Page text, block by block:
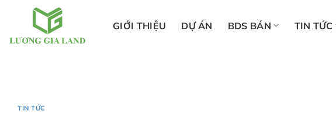
nội
GIỚI THIỆU DỰ ÁN BDS BÁN TIN TỨC
TIN TỨC